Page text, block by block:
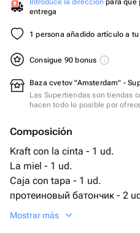
Introduce la dirección para que
entrega
1 persona añadido artículo a
Consigue 90 bonus
Baza cvetov "Amsterdam" -
Las Supertiendas son tiendas
hacen todo lo posible por
Composición
Kraft con la cinta - 1 ud.
La miel - 1 ud.
Caja con tapa - 1 ud.
протеиновый батончик - 2
свечка ручной работы - 3 ud.
Mostrar más